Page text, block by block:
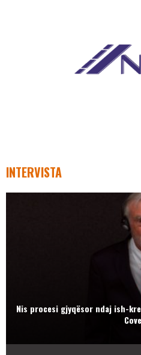
INTERVISTA
Nis procesi gjyqësor ndaj ish-